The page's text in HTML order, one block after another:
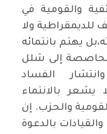
والقومية في
للديمقراطية ولا
يهتم بانتمائه
إلى شلل
الفساد
يشعر بالانتماء
والحزب. إن
بالدعوة